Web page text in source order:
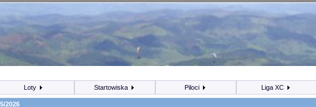
Loty Startowiska Piloci Liga XC
2026